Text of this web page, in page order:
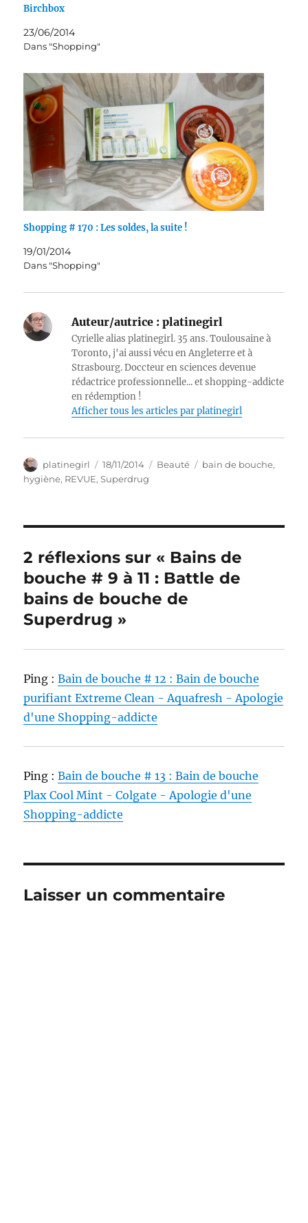
Birchbox
23/06/2014
Dans "Shopping"
Shopping # 170 : Les soldes, la suite !
19/01/2014
Dans "Shopping"
Auteur/autrice : platinegirl
Cyrielle alias platinegirl. 35 ans. Toulousaine à
Toronto, j'ai aussi vécu en Angleterre et à
Strasbourg. Doccteur en sciences devenue
rédactrice professionnelle... et shopping-addicte
en rédemption !
Afficher tous les articles par platinegirl
Auteur
platinegirl
Publié
le
18/11/2014 Catégories
Beauté Étiquettes
bain de bouche,
hygiène, REVUE,Superdrug
2 réflexions sur « Bains de
bouche # 9 à 11 : Battle de
bains de bouche de
Superdrug »
Ping :Bain de bouche # 12 : Bain de bouche
purifiant Extreme Clean - Aquafresh - Apologie
d'une Shopping-addicte
Ping :Bain de bouche # 13 : Bain de bouche
Plax Cool Mint - Colgate - Apologie d'une
Shopping-addicte
Laisser un commentaire